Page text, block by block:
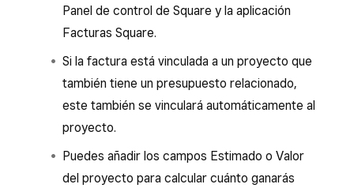
Panel de control de Square y la aplicación
Facturas Square.
Si la factura está vinculada a un proyecto que
también tiene un presupuesto relacionado,
este también se vinculará automáticamente al
proyecto.
Puedes añadir los campos Estimado o Valor
del proyecto para calcular cuánto ganarás